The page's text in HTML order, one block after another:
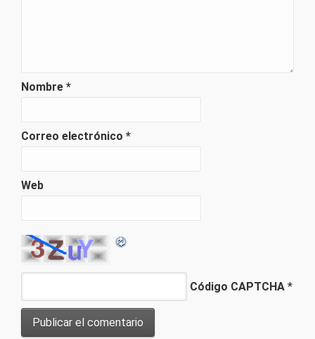
Nombre *
Correo electrónico *
Web
Código CAPTCHA *